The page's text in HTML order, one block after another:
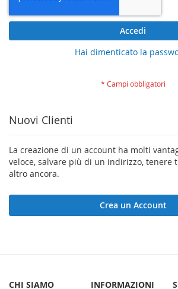
Accedi
Hai dimenticato la
Nuovi Clienti
La creazione di un account ha molti
veloce, salvare più di un indirizzo, tenere
altro ancora.
Crea un Account
CHI SIAMO INFORMAZIONI